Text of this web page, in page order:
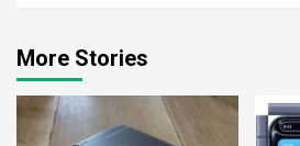
More Stories